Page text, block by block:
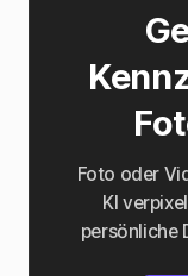
Foto oder
KI
persönliche